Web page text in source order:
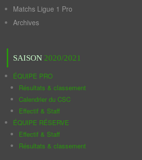
Matchs Ligue 1 Pro
Archives
SAISON 2020/2021
ÉQUIPE PRO
Résultats & classement
Calendrier du CSC
Effectif & Staff
ÉQUIPE RÉSERVE
Effectif & Staff
Résultats & classement